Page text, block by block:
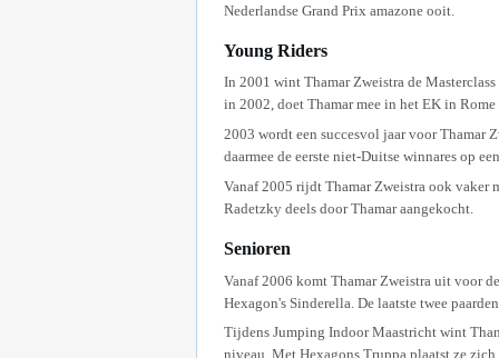
Nederlandse Grand Prix amazone ooit.
Young Riders
In 2001 wint Thamar Zweistra de
in 2002, doet Thamar mee in het EK in
2003 wordt een succesvol jaar voor Thamar
daarmee de eerste niet-Duitse winnares op
Vanaf 2005 rijdt Thamar Zweistra ook vaker
Radetzky deels door Thamar aangekocht.
Senioren
Vanaf 2006 komt Thamar Zweistra uit voor
Hexagon's Sinderella. De laatste twee
Tijdens Jumping Indoor Maastricht wint
niveau. Met Hexagons Truppa plaatst ze